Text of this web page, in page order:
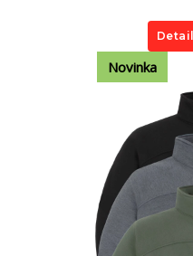
Novinka